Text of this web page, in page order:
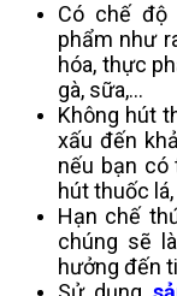
Có chế độ
phẩm như
hóa, thực
gà, sữa,...
Không hút
xấu đến
nếu bạn có
hút thuốc
Hạn chế
chúng sẽ
hưởng đến